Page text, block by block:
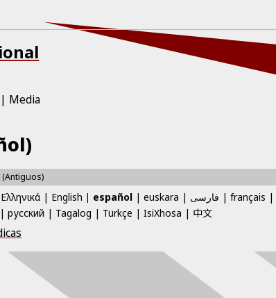
Media
(Antiguos)
Ελληνικά English español euskara فارسی français
русский Tagalog Türkçe IsiXhosa 中文